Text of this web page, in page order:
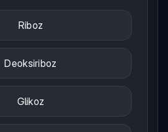
Riboz
Deoksiriboz
Glikoz